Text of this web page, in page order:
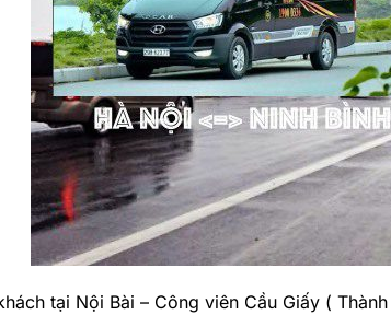
tại Nội Bài – Công viên Cầu Giấy (